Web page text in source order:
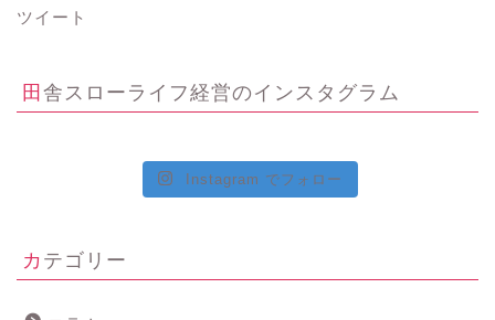
ツイート
田舎スローライフ経営のインスタグラム
Instagram でフォロー
カテゴリー